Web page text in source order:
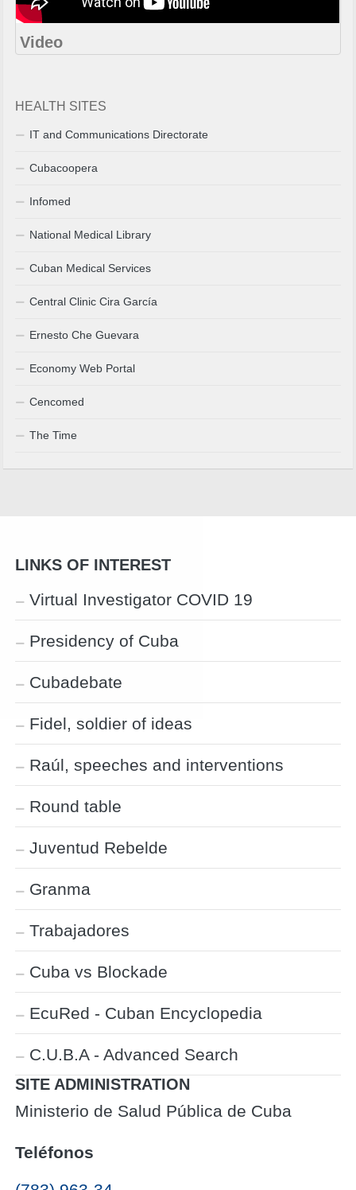
Video
HEALTH SITES
IT and Communications Directorate
Cubacoopera
Infomed
National Medical Library
Cuban Medical Services
Central Clinic Cira García
Ernesto Che Guevara
Economy Web Portal
Cencomed
The Time
LINKS OF INTEREST
Virtual Investigator COVID 19
Presidency of Cuba
Cubadebate
Fidel, soldier of ideas
Raúl, speeches and interventions
Round table
Juventud Rebelde
Granma
Trabajadores
Cuba vs Blockade
EcuRed - Cuban Encyclopedia
C.U.B.A - Advanced Search
SITE ADMINISTRATION
Ministerio de Salud Pública de Cuba
Teléfonos